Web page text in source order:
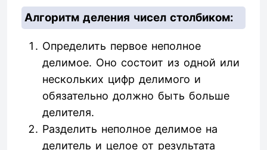
Алгоритм деления чисел столбиком:
Определить первое неполное
делимое. Оно состоит из одной или
нескольких цифр делимого и
обязательно должно быть больше
делителя.
Разделить неполное делимое на
делитель и целое от результата